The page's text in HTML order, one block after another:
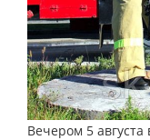
Вечером 5